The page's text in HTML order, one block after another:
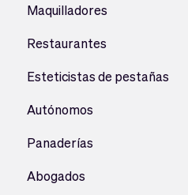
Maquilladores
Restaurantes
Esteticistas de pestañas
Autónomos
Panaderías
Abogados